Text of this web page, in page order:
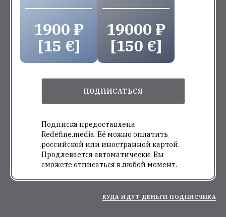
1900 ₽
[15 €]
19000 ₽
[150 €]
ПОДПИСАТЬСЯ
Подписка предоставлена
Redefine.media. Её можно оплатить
российской или иностранной картой.
Продлевается автоматически. Вы
сможете отписаться в любой момент.
КУДА ИДУТ ДЕНЬГИ ПОДПИСЧИКА